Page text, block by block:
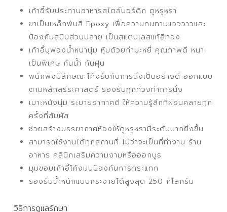
เก้าอี้รับประทานอาหารสไตล์นอร์ดิก ดูหรูหรา
ขาเป็นเหล็กพ่นสี Epoxy เพื่อความทนทานแวววาวและ
ป้องกันสนิมส่วนปลาย เป็นสแตนเลสแท้สีทอง
เก้าอี้บุฟองน้ำหนานุ่ม หุ้มด้วยกํามะหยี่ คุณภาพดี หนา
เป็นพิเศษ กันน้ำ กันฝุ่น
พนักพิงมีลักษณะโค้งรับกับการนั่งเป็นอย่างดี ออกแบบ
ตามหลักสรีระศาสตร์ รองรับทุกท่วงท่าการนั่ง
เบาะหนังนุ่ม ระบายอากาศดี ให้ความรู้สึกที่ผ่อนคลายทุก
ครั้งที่สัมผัส
ช่วยสร้างบรรยากาศห้องให้ดูหรูหรามีระดับมากยิ่งขึ้น
สามารถใช้งานได้ทุกสถานที่ ไม่ว่าจะเป็นที่ทำงาน ร้าน
อาหาร คลินิกเสริมความงามหรือออกบูธ
มุมขอบเก้าอี้โค้งมนป้องกันการกระแทก
รองรับน้ำหนักแบบกระจายได้สูงสุด 250 กิโลกรัม
วิธีการดูแลรักษา